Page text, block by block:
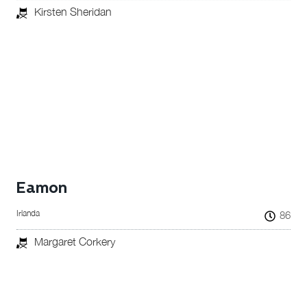
Kirsten Sheridan
Eamon
Irlanda 86
Margaret Corkery